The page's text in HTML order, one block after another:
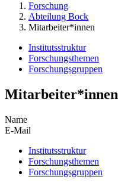
Forschung
Abteilung Bock
Mitarbeiter*innen
Institutsstruktur
Forschungsthemen
Forschungsgruppen
Mitarbeiter*innen
Name
E-Mail
Institutsstruktur
Forschungsthemen
Forschungsgruppen